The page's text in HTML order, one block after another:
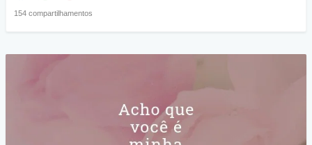
154 compartilhamentos